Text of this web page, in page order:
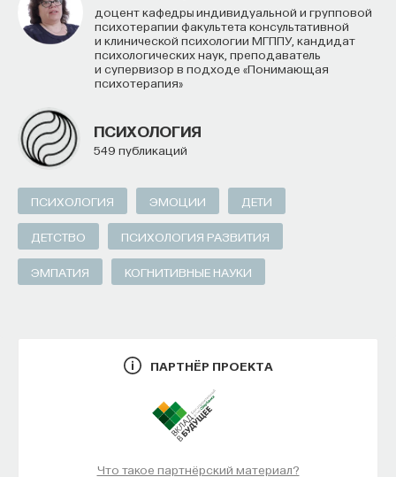
доцент кафедры индивидуальной и групповой
психотерапии факультета консультативной
и клинической психологии МГППУ, кандидат
психологических наук, преподаватель
и супервизор в подходе «Понимающая
психотерапия»
ПСИХОЛОГИЯ
549 публикаций
ПСИХОЛОГИЯ ЭМОЦИИ ДЕТИ
ДЕТСТВО ПСИХОЛОГИЯ РАЗВИТИЯ
ЭМПАТИЯ КОГНИТИВНЫЕ НАУКИ
ПАРТНЁР ПРОЕКТА
Что такое партнёрский материал?